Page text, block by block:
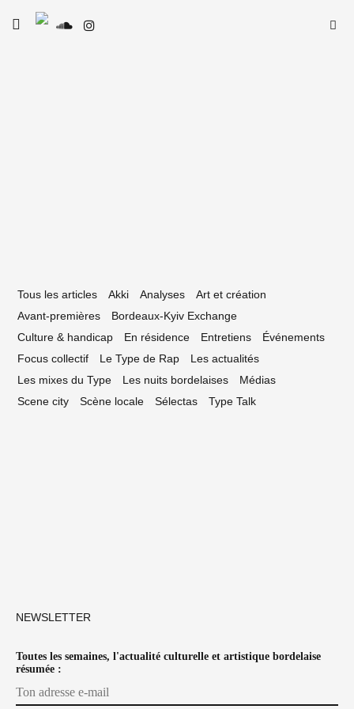
Skip
toggle
Tous les articles Akki Analyses
Art et création
Avant-premières
Bordeaux-Kyiv Exchange
Culture & handicap
En résidence Entretiens
Événements
Focus collectif
Le Type de Rap
Les actualités
Les mixes du Type
Les nuits bordelaises
Médias
Scene city
Scène locale Sélectas Type Talk
NEWSLETTER
Toutes les semaines, l'actualité culturelle et artistique bordelaise
résumée :